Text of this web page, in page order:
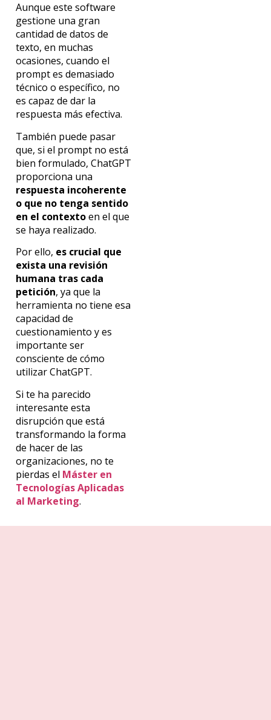
Aunque este software
gestione una gran
cantidad de datos de
texto, en muchas
ocasiones, cuando el
prompt es demasiado
técnico o específico, no
es capaz de dar la
respuesta más efectiva.
También puede pasar
que, si el prompt no está
bien formulado, ChatGPT
proporciona una
respuesta incoherente
o que no tenga sentido
en el contextoen el que
se haya realizado.
Por ello, es crucial que
exista una revisión
humana tras cada
petición, ya que la
herramienta no tiene esa
capacidad de
cuestionamiento y es
importante ser
consciente de cómo
utilizar ChatGPT.
Si te ha parecido
interesante esta
disrupción que está
transformando la forma
de hacer de las
organizaciones, no te
pierdas el Máster en
Tecnologías Aplicadas
al Marketing.